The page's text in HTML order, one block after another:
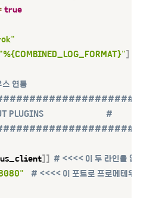
true
"%{COMBINED_LOG_FORMAT}"]
연동
PLUGINS                                   #
] ]
# <<<< 이 두 라인을 입력
# <<<< 이 포트로 프로메테우스